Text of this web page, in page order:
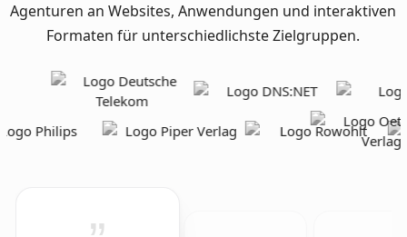
Agenturen an Websites, Anwendungen und interaktiven
Formaten für unterschiedlichste Zielgruppen.